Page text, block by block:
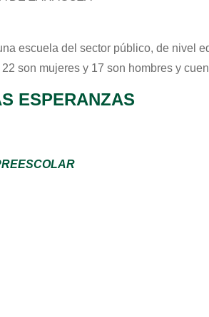
escuela del sector público, de nivel
son mujeres y 17 son hombres y
ESPERANZAS